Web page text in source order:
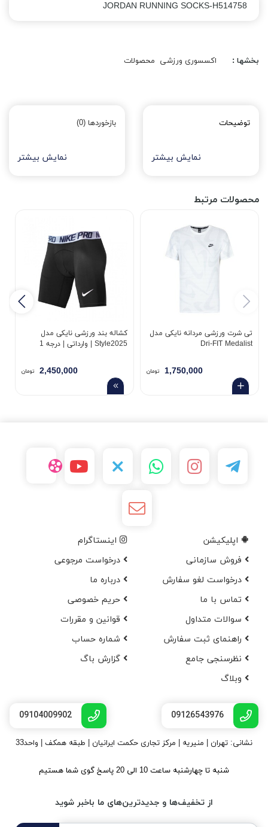
JORDAN RUNNING SOCKS-H514758
بخشها : اکسسوری ورزشی محصولات
توضیحات
نمایش بیشتر
بازخوردها (0)
نمایش بیشتر
محصولات مرتبط
تی شرت ورزشی مردانه نایکی مدل
Dri-FIT Medalist
1,750,000 تومان
کشاله بند ورزشی نایکی مدل
Style2025 | وارداتی | درجه 1
2,450,000 تومان
اپلیکیشن
اینستاگرام
فروش سازمانی
درخواست مرجوعی
درخواست لغو سفارش
در‌باره ما
تماس با ما
حریم خصوصی
سوالات متداول
قوانین و مقررات
راهنمای ثبت سفارش
شماره حساب
نظرسنجی جامع
گزارش باگ
وبلاگ
09126543976
09104009902
نشانی: تهران | منیریه | مرکز تجاری حکمت ایرانیان | طبقه همکف | واحد33
شنبه تا چهارشنبه ساعت 10 الی 20 پاسخ گوی شما هستیم
از تخفیف‌ها و جدیدترین‌های ما باخبر شوید